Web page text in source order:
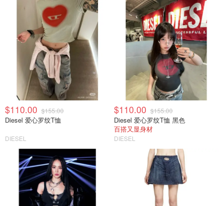
$110.00 $155.00
Diesel 爱心罗纹T恤
DIESEL
$110.00 $155.00
Diesel 爱心罗纹T恤 黑色
百搭又显身材
DIESEL